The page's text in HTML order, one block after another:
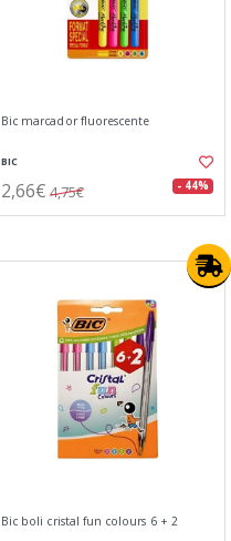
Bic marcador fluorescente
BIC
2,66€ 4,75€ - 44%
Bic boli cristal fun colours 6 + 2